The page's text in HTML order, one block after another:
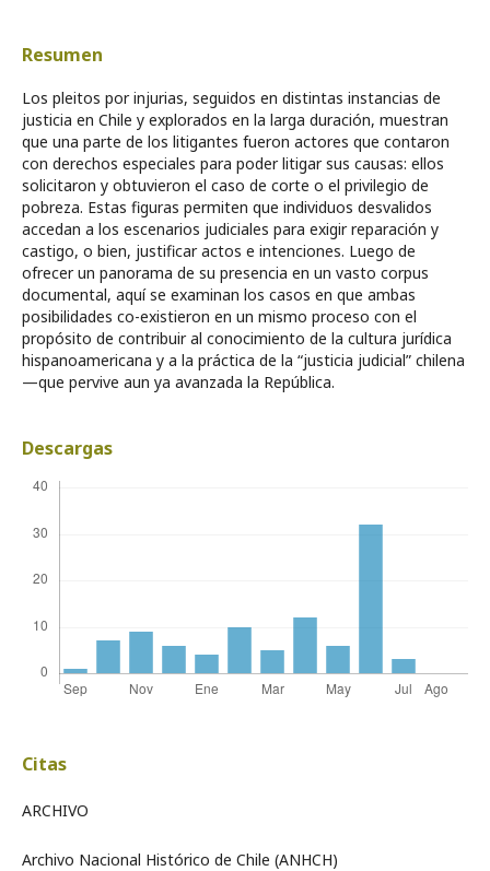
Resumen
Los pleitos por injurias, seguidos en distintas instancias de
justicia en Chile y explorados en la larga duración, muestran
que una parte de los litigantes fueron actores que contaron
con derechos especiales para poder litigar sus causas: ellos
solicitaron y obtuvieron el caso de corte o el privilegio de
pobreza. Estas figuras permiten que individuos desvalidos
accedan a los escenarios judiciales para exigir reparación y
castigo, o bien, justificar actos e intenciones. Luego de
ofrecer un panorama de su presencia en un vasto corpus
documental, aquí se examinan los casos en que ambas
posibilidades co-existieron en un mismo proceso con el
propósito de contribuir al conocimiento de la cultura jurídica
hispanoamericana y a la práctica de la “justicia judicial” chilena
—que pervive aun ya avanzada la República.
Descargas
Citas
ARCHIVO
Archivo Nacional Histórico de Chile (ANHCH)